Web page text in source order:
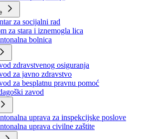
za odnose s javnošću
za zajedničke poslove
za zapošljavanje
za socijalni rad
za stara i iznemogla lica
bolnica
zdravstvenog osiguranja
za javno zdravstvo
za besplatnu pravnu pomoć
zavod